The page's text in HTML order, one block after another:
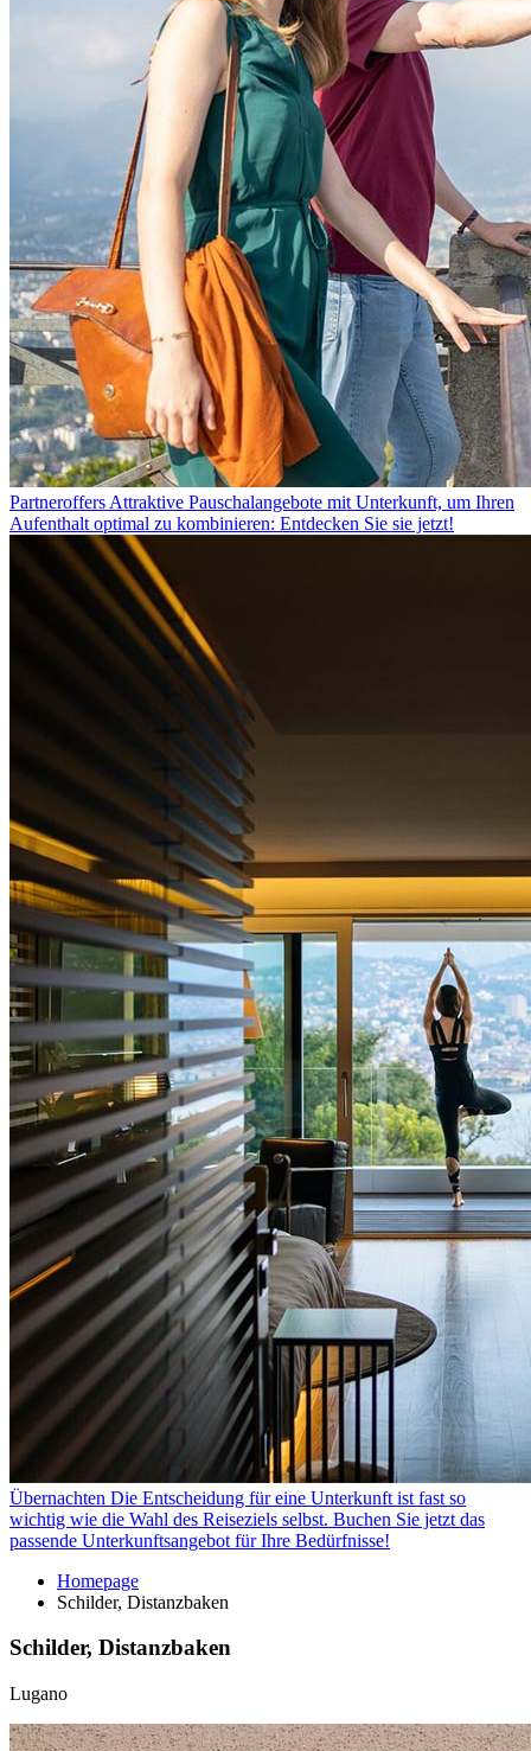
Partneroffers Attraktive Pauschalangebote mit Unterkunft, um Ihren
Aufenthalt optimal zu kombinieren: Entdecken Sie sie jetzt!
Übernachten Die Entscheidung für eine Unterkunft ist fast so
wichtig wie die Wahl des Reiseziels selbst. Buchen Sie jetzt das
passende Unterkunftsangebot für Ihre Bedürfnisse!
Homepage
Schilder, Distanzbaken
Schilder, Distanzbaken
Lugano